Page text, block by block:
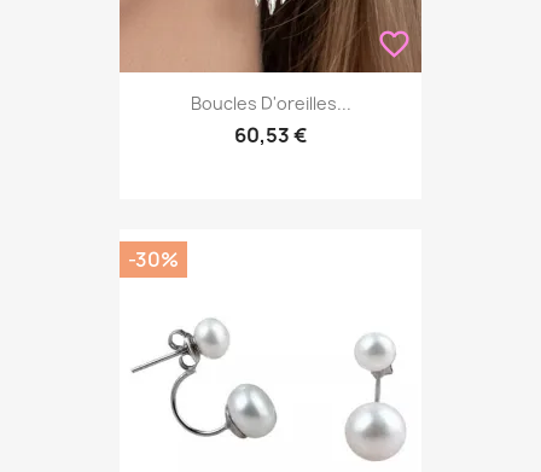
favorite_border
Boucles D'oreilles...
60,53 €
-30%